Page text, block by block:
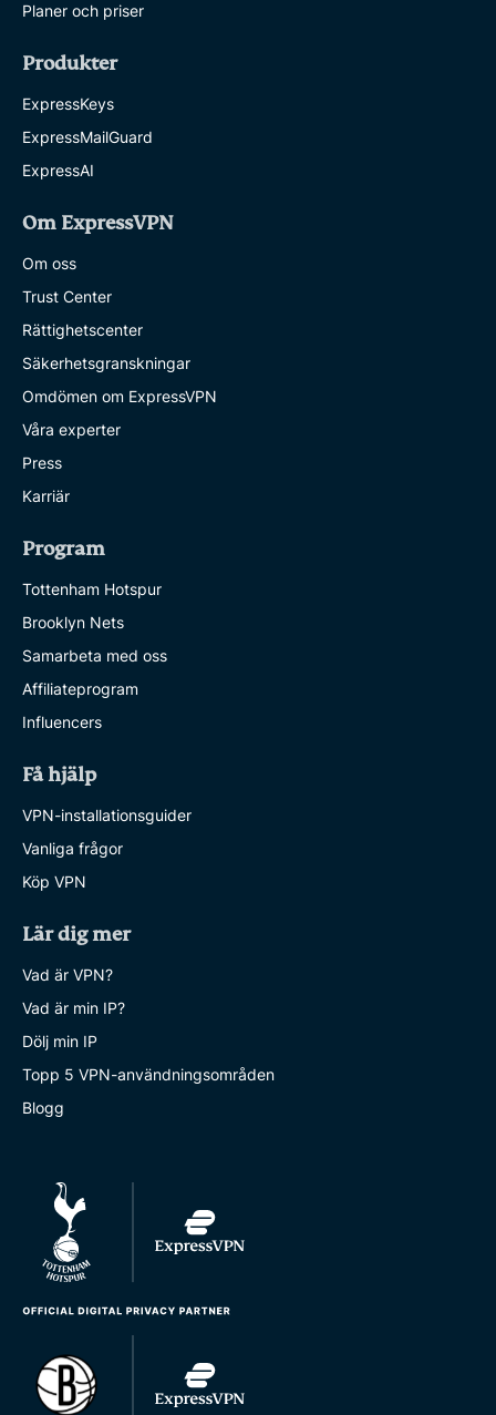
Planer och priser
Produkter
ExpressKeys
ExpressMailGuard
ExpressAI
Om ExpressVPN
Om oss
Trust Center
Rättighetscenter
Säkerhetsgranskningar
Omdömen om ExpressVPN
Våra experter
Press
Karriär
Program
Tottenham Hotspur
Brooklyn Nets
Samarbeta med oss
Affiliateprogram
Influencers
Få hjälp
VPN-installationsguider
Vanliga frågor
Köp VPN
Lär dig mer
Vad är VPN?
Vad är min IP?
Dölj min IP
Topp 5 VPN-användningsområden
Blogg